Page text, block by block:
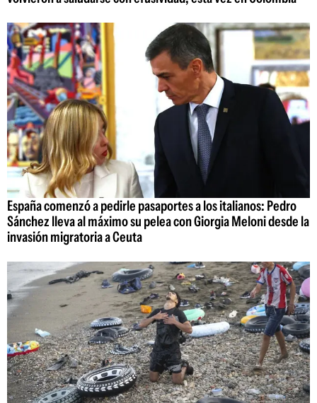
España comenzó a pedirle pasaportes a los italianos: Pedro
Sánchez lleva al máximo su pelea con Giorgia Meloni desde la
invasión migratoria a Ceuta